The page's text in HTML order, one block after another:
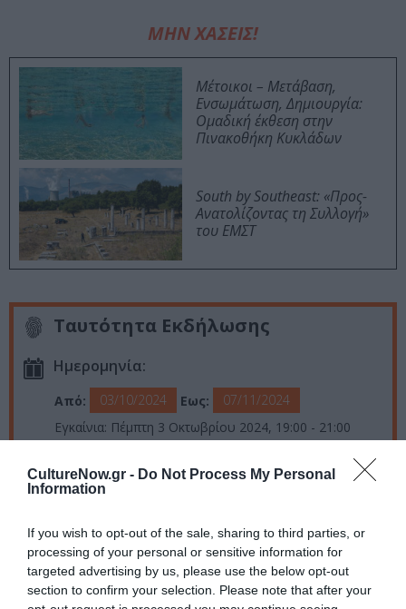
CultureNow.gr - Do Not Process My Personal
Information
If you wish to opt-out of the sale, sharing to third parties, or
processing of your personal or sensitive information for
targeted advertising by us, please use the below opt-out
section to confirm your selection. Please note that after your
ΜΗΝ ΧΑΣΕΙΣ!
Μέτοικοι – Μετάβαση,
Ενσωμάτωση, Δημιουργία:
Ομαδική έκθεση στην
Πινακοθήκη Κυκλάδων
South by Southeast: «Προς-
Ανατολίζοντας τη Συλλογή»
του ΕΜΣΤ
Ταυτότητα Εκδήλωσης
Ημερομηνία:
Από: 03/10/2024 Εως:
07/11/2024
Εγκαίνια: Πέμπτη 3 Οκτωβρίου 2024, 19:00 - 21:00
Ώρες λειτουργίας: Τρίτη - Παρασκευή: 11:00 - 18:30 |
Σάββατο: 12:00 - 16:00
Γκαλερί Bernier / Eliades, Επταχάλκου 11, Θησείο
Bernier / Eliades